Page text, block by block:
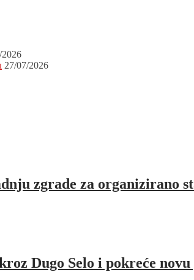
2026
27/07/2026
zgrade za organizirano
Dugo Selo i pokreće